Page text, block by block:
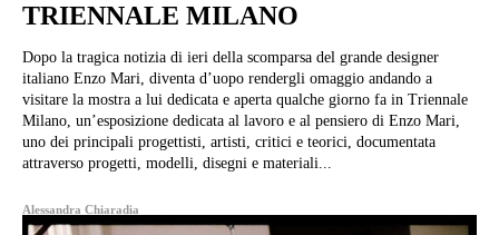
TRIENNALE MILANO
Dopo la tragica notizia di ieri della scomparsa del grande designer
italiano Enzo Mari, diventa d’uopo rendergli omaggio andando a
visitare la mostra a lui dedicata e aperta qualche giorno fa in Triennale
Milano, un’esposizione dedicata al lavoro e al pensiero di Enzo Mari,
uno dei principali progettisti, artisti, critici e teorici, documentata
attraverso progetti, modelli, disegni e materiali...
Alessandra Chiaradia